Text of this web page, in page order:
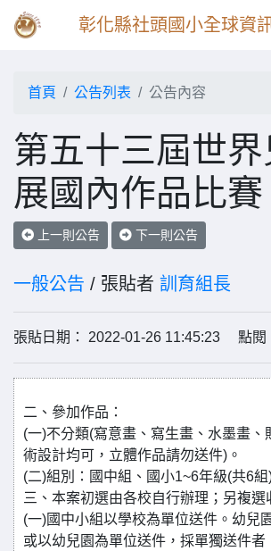
彰化縣社頭國小全球資
首頁 公告列表 公告內容
第五十三屆世
展國內作品比賽
上一則公告 下一則公告
一般公告 / 張貼者 訓育組長
張貼日期： 2022-01-26 11:45:23 點閱
二、參加作品：
(一)不分類(寫意畫、寫生畫、水墨畫、
術設計均可，立體作品請勿送件)。
(二)組別：國中組、國小1~6年級(共6組
三、本案初選由各校自行辦理；另複選
(一)國中小組以學校為單位送件。幼兒
或以幼兒園為單位送件，採單獨送件者